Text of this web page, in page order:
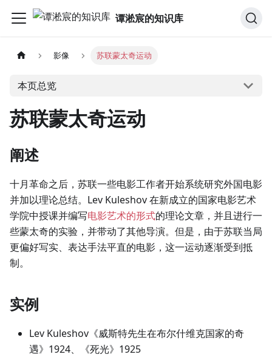
谭淞宸的知识库
影像 苏联蒙太奇运动
本页总览
苏联蒙太奇运动
阐述
十月革命之后，苏联一些电影工作者开始系统研究外国电影
并加以理论总结。Lev Kuleshov 在新成立的国家电影艺术
学院中授课并编写电影艺术的形式的理论文章，并且进行一
些蒙太奇的实验，并带动了其他导演。但是，由于苏联当局
更偏好写实、表达手法平直的电影，这一运动逐渐受到抵
制。
实例
Lev Kuleshov《威斯特先生在布尔什维克国家的奇
遇》1924、《死光》1925